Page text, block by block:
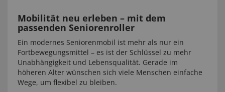
Mobilität neu erleben – mit dem
passenden Seniorenroller
Ein modernes Seniorenmobil ist mehr als nur ein
Fortbewegungsmittel – es ist der Schlüssel zu mehr
Unabhängigkeit und Lebensqualität. Gerade im
höheren Alter wünschen sich viele Menschen einfache
Wege, um flexibel zu bleiben.